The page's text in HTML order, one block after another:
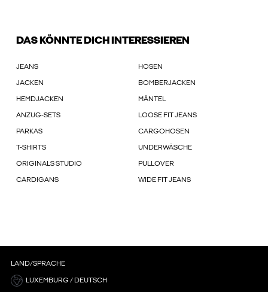
DAS KÖNNTE DICH INTERESSIEREN
JEANS HOSEN
JACKEN BOMBERJACKEN
HEMDJACKEN MÄNTEL
ANZUG-SETS LOOSE FIT JEANS
PARKAS CARGOHOSEN
T-SHIRTS UNDERWÄSCHE
ORIGINALS STUDIO PULLOVER
CARDIGANS WIDE FIT JEANS
LAND/SPRACHE
LUXEMBURG / DEUTSCH